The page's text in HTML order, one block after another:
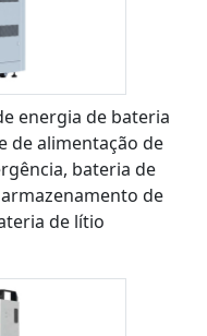
energia de bateria
de alimentação de
bateria de
de
de lítio